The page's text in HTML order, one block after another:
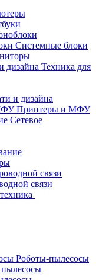
Системные блоки
Техника для
и дизайна
Принтеры и МФУ
Сетевое
связи
Роботы-пылесосы